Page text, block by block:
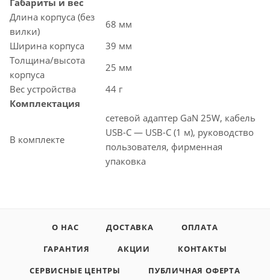
Габариты и вес
Длина корпуса (без
вилки)
68 мм
Ширина корпуса
39 мм
Толщина/высота
корпуса
25 мм
Вес устройства
44 г
Комплектация
В комплекте
сетевой адаптер GaN 25W, кабель
USB-C — USB-C (1 м), руководство
пользователя, фирменная
упаковка
О НАС ДОСТАВКА
ОПЛАТА
ГАРАНТИЯ
АКЦИИ
КОНТАКТЫ
СЕРВИСНЫЕ ЦЕНТРЫ
ПУБЛИЧНАЯ ОФЕРТА